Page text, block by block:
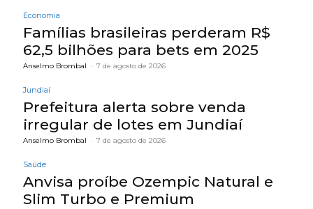
Economia
Famílias brasileiras perderam R$
62,5 bilhões para bets em 2025
Anselmo Brombal - 7 de agosto de 2026
Jundiaí
Prefeitura alerta sobre venda
irregular de lotes em Jundiaí
Anselmo Brombal - 7 de agosto de 2026
Saúde
Anvisa proíbe Ozempic Natural e
Slim Turbo e Premium